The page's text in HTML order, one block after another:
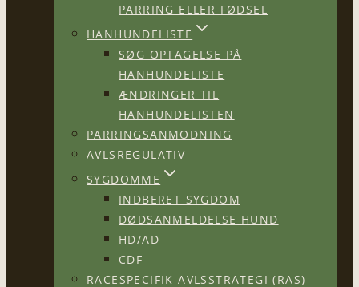
PARRING ELLER FØDSEL
HANHUNDELISTE
SØG OPTAGELSE PÅ
HANHUNDELISTE
ÆNDRINGER TIL
HANHUNDELISTEN
PARRINGSANMODNING
AVLSREGULATIV
SYGDOMME
INDBERET SYGDOM
DØDSANMELDELSE HUND
HD/AD
CDF
RACESPECIFIK AVLSSTRATEGI (RAS)